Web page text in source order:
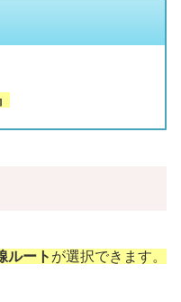
ルート が選択できます。